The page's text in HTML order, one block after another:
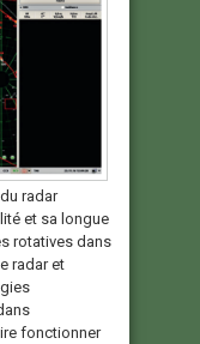
radar
et sa longue
rotatives dans
radar et
fonctionner